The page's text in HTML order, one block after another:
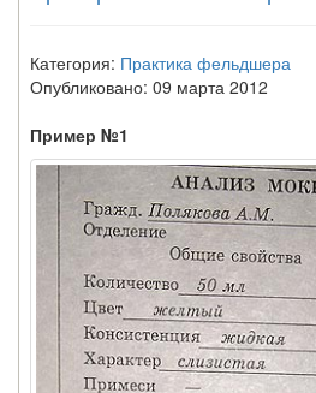
Категория: Практика фельдшера
Опубликовано: 09 марта 2012
Пример №1